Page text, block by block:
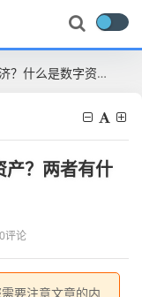
字资产？两者有什么关系？
产？两者有什
0评论
要注意文章的内